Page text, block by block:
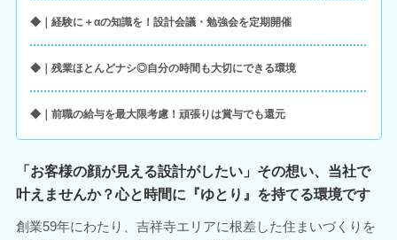
◆｜経験に＋αの知識を！設計会議・勉強会を定期開催
◆｜残業ほとんどナシ◎自分の時間も大切にできる環境
◆｜前職の給与を最大限考慮！頑張りは賞与でも還元
「お客様の顔が見える設計がしたい」その想い、当社で
叶えませんか？心と時間に『ゆとり』を持てる環境です
創業59年にわたり、吉祥寺エリアに根差した住まいづくりを